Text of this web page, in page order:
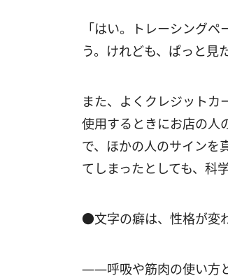
「はい。トレーシング
う。けれども、ぱっと見
また、よくクレジットカ
使用するときにお店の人
で、ほかの人のサインを
てしまったとしても、科
●文字の癖は、性格が変
――呼吸や筋肉の使い方